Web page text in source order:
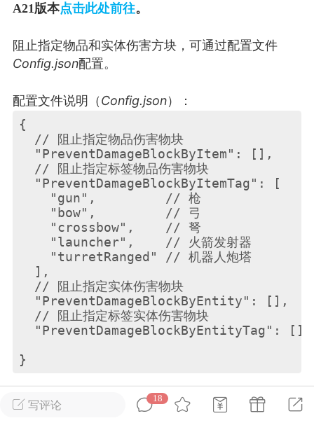
MOD下载 攻略教程
大人
Lv.8
02-10 15:45
电脑端 其他&工具
禁止发布联机可用的作弊模组，
单机辅助引流私下售卖服务器外挂！
作弊模组的发布规范近期收到一些信息
作弊模组在联机服务器使用,为了维护游
环境，中文网特此发布以下声明，规范
模组的发布行为：1. *...
大人
Lv.8
写评论
18
A21版本点击此处前往。
阻止指定物品和实体伤害方块，可通过配置文件
Config.json配置。
配置文件说明（Config.json）：
{
  // 阻止指定物品伤害物块
  "PreventDamageBlockByItem": [],
  // 阻止指定标签物品伤害物块
  "PreventDamageBlockByItemTag": [
    "gun",         // 枪
    "bow",         // 弓
    "crossbow",    // 弩
    "launcher",    // 火箭发射器
    "turretRanged" // 机器人炮塔
  ],
  // 阻止指定实体伤害物块
  "PreventDamageBlockByEntity": [],
  // 阻止指定标签实体伤害物块
  "PreventDamageBlockByEntityTag": []
}
在运行时修改 Config.json文件可在控制台使用
pdb